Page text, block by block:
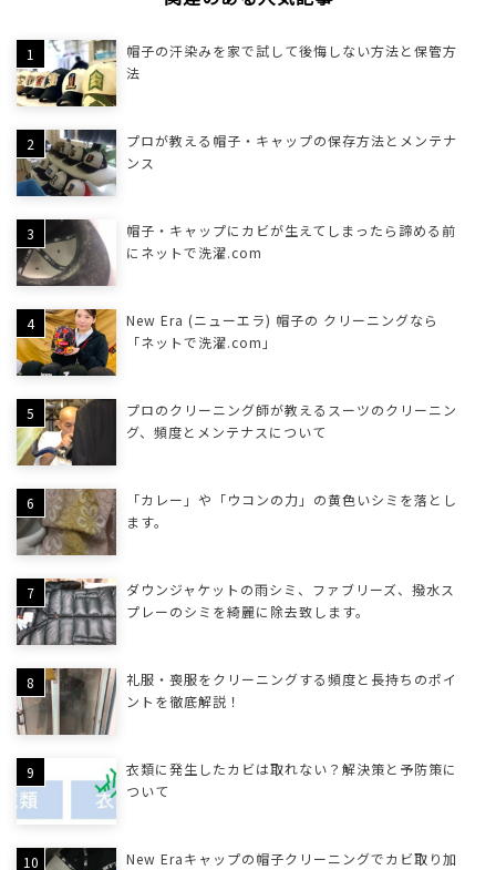
帽子の汗染みを家で試して後悔しない方法と保管方
法
プロが教える帽子・キャップの保存方法とメンテナ
ンス
帽子・キャップにカビが生えてしまったら諦める前
にネットで洗濯.com
New Era (ニューエラ) 帽子の クリーニングなら
「ネットで洗濯.com」
プロのクリーニング師が教えるスーツのクリーニン
グ、頻度とメンテナスについて
「カレー」や「ウコンの力」の黄色いシミを落とし
ます。
ダウンジャケットの雨シミ、ファブリーズ、撥水ス
プレーのシミを綺麗に除去致します。
礼服・喪服をクリーニングする頻度と長持ちのポイ
ントを徹底解説！
衣類に発生したカビは取れない？解決策と予防策に
ついて
New Eraキャップの帽子クリーニングでカビ取り加